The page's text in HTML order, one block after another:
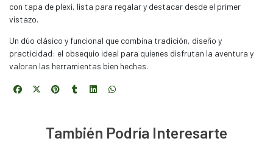
con tapa de plexi, lista para regalar y destacar desde el primer
vistazo.
Un dúo clásico y funcional que combina tradición, diseño y
practicidad: el obsequio ideal para quienes disfrutan la aventura y
valoran las herramientas bien hechas.
También Podría Interesarte